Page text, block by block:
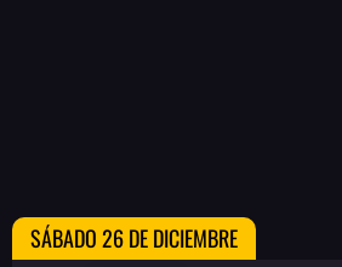
SÁBADO 26 DE DICIEMBRE